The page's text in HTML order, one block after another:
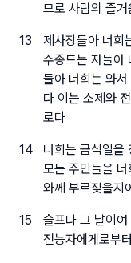
므로 사람의 즐
13
제사장들아 너희
수종드는 자들아
들아 너희는 와
다 이는 소제와
로다
14
너희는 금식일을
모든 주민들을
와께 부르짖을지
15
슬프다 그 날이여
전능자에게로부